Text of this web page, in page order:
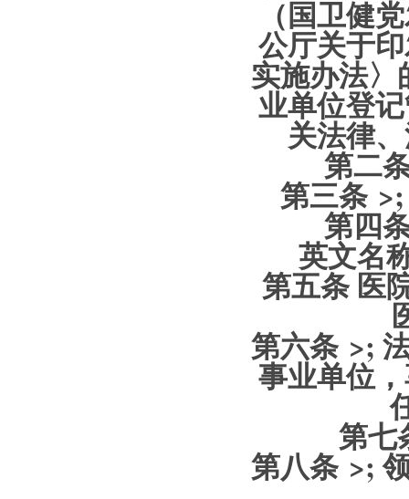
（国卫健
公厅关于
实施办法〉
业单位登
关法律
第二
第三条
第四
英文名
第五条医
第六条 >;
事业单位
第
第八条 >;